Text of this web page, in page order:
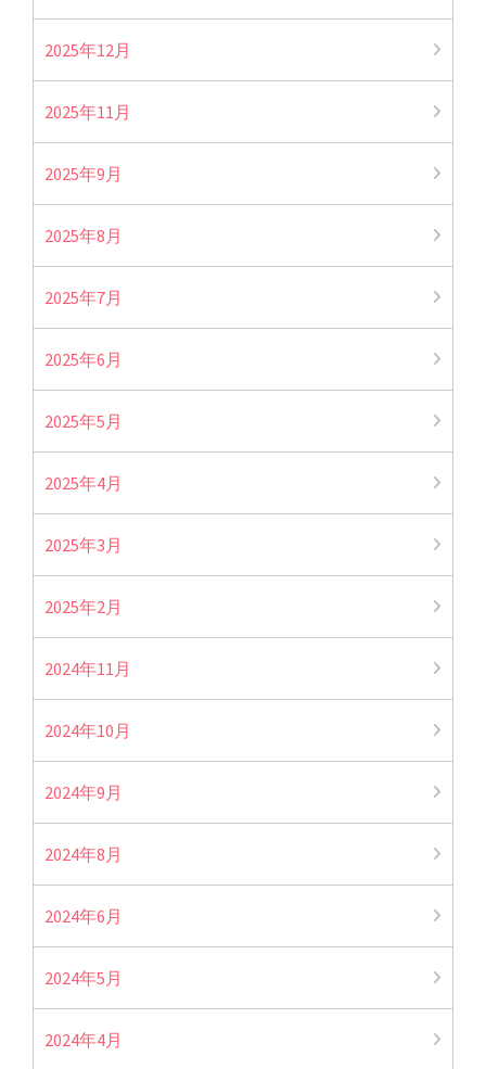
2025年12月
2025年11月
2025年9月
2025年8月
2025年7月
2025年6月
2025年5月
2025年4月
2025年3月
2025年2月
2024年11月
2024年10月
2024年9月
2024年8月
2024年6月
2024年5月
2024年4月